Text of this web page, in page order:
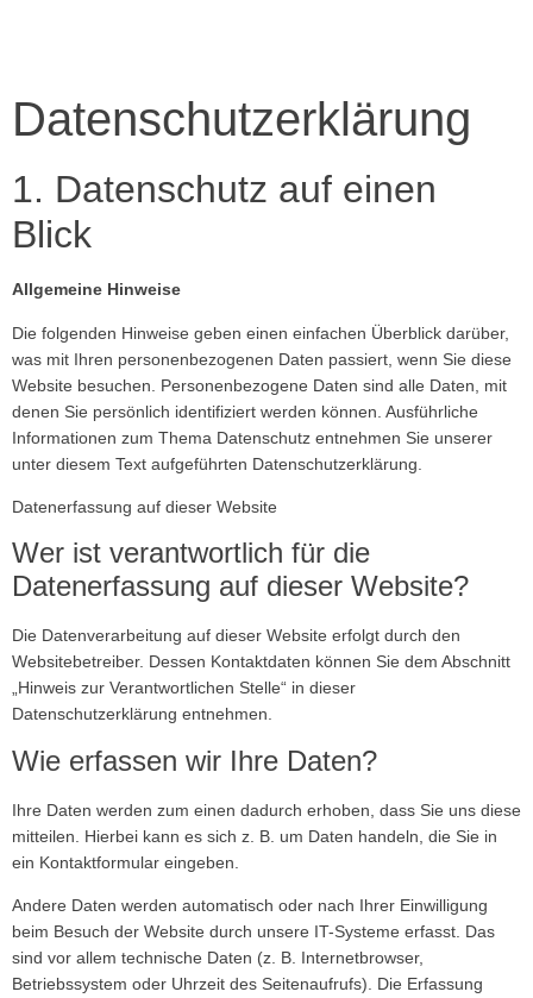
Datenschutz­erklärung
1. Datenschutz auf einen
Blick
Allgemeine Hinweise
Die folgenden Hinweise geben einen einfachen Überblick darüber,
was mit Ihren personenbezogenen Daten passiert, wenn Sie diese
Website besuchen. Personenbezogene Daten sind alle Daten, mit
denen Sie persönlich identifiziert werden können. Ausführliche
Informationen zum Thema Datenschutz entnehmen Sie unserer
unter diesem Text aufgeführten Datenschutzerklärung.
Datenerfassung auf dieser Website
Wer ist verantwortlich für die
Datenerfassung auf dieser Website?
Die Datenverarbeitung auf dieser Website erfolgt durch den
Websitebetreiber. Dessen Kontaktdaten können Sie dem Abschnitt
„Hinweis zur Verantwortlichen Stelle“ in dieser
Datenschutzerklärung entnehmen.
Wie erfassen wir Ihre Daten?
Ihre Daten werden zum einen dadurch erhoben, dass Sie uns diese
mitteilen. Hierbei kann es sich z. B. um Daten handeln, die Sie in
ein Kontaktformular eingeben.
Andere Daten werden automatisch oder nach Ihrer Einwilligung
beim Besuch der Website durch unsere IT-Systeme erfasst. Das
sind vor allem technische Daten (z. B. Internetbrowser,
Betriebssystem oder Uhrzeit des Seitenaufrufs). Die Erfassung